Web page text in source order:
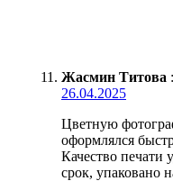
Жасмин Титова :
26.04.2025
Цветную
оформлялся
Качество печати
срок, упаковано